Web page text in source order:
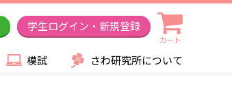
学生ログイン・新規登録
カート
模試 さわ研究所について